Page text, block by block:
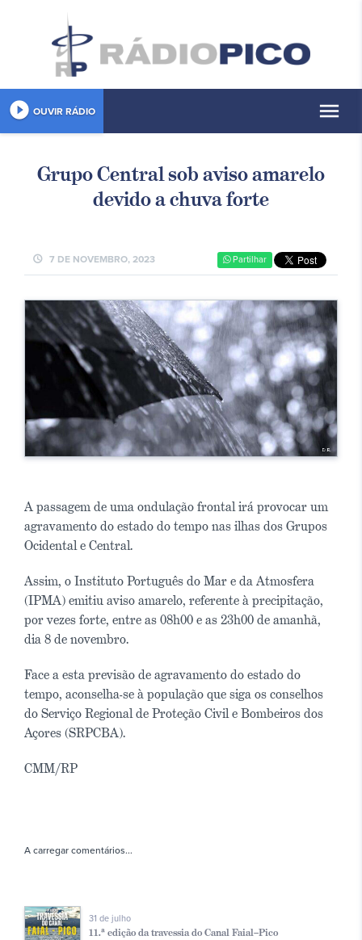
play_circle_filled OUVIR RÁDIO menu
Grupo Central sob aviso amarelo
devido a chuva forte
schedule 7 DE NOVEMBRO, 2023 Partilhar
A passagem de uma ondulação frontal irá provocar um
agravamento do estado do tempo nas ilhas dos Grupos
Ocidental e Central.
Assim, o Instituto Português do Mar e da Atmosfera
(IPMA) emitiu aviso amarelo, referente à precipitação,
por vezes forte, entre as 08h00 e as 23h00 de amanhã,
dia 8 de novembro.
Face a esta previsão de agravamento do estado do
tempo, aconselha-se à população que siga os conselhos
do Serviço Regional de Proteção Civil e Bombeiros dos
Açores (SRPCBA).
CMM/RP
A carregar comentários...
31 de julho
11.ª edição da travessia do Canal Faial–Pico